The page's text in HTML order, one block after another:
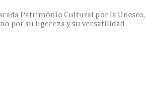
Patrimonio Cultural por la Unesco,
por su ligereza y su versatilidad